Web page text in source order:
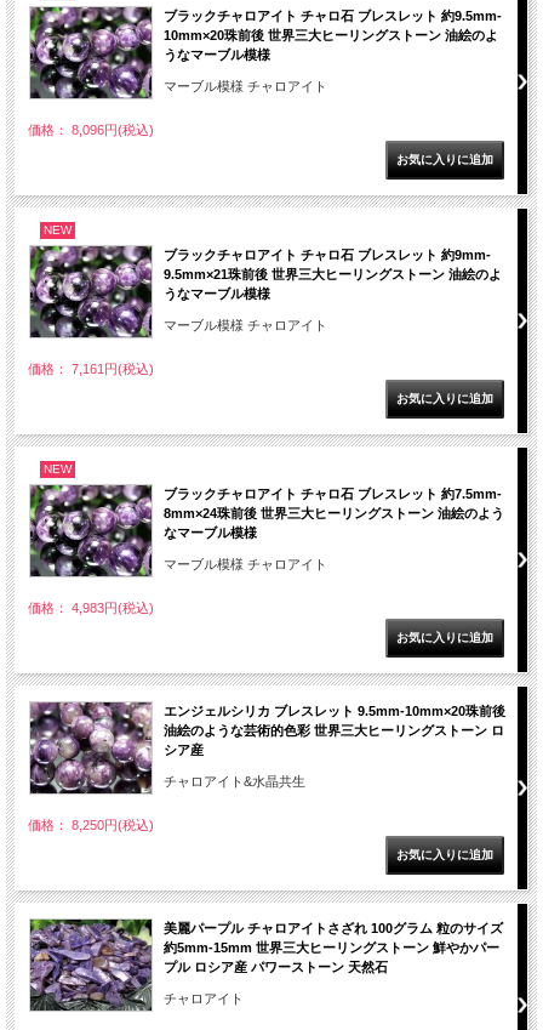
ブラックチャロアイト チャロ石 ブレスレット 約9.5mm-
10mm×20珠前後 世界三大ヒーリングストーン 油絵のよ
うなマーブル模様
マーブル模様 チャロアイト
価格： 8,096円(税込)
NEW
ブラックチャロアイト チャロ石 ブレスレット 約9mm-
9.5mm×21珠前後 世界三大ヒーリングストーン 油絵のよ
うなマーブル模様
マーブル模様 チャロアイト
価格： 7,161円(税込)
NEW
ブラックチャロアイト チャロ石 ブレスレット 約7.5mm-
8mm×24珠前後 世界三大ヒーリングストーン 油絵のよう
なマーブル模様
マーブル模様 チャロアイト
価格： 4,983円(税込)
エンジェルシリカ ブレスレット 9.5mm-10mm×20珠前後
油絵のような芸術的色彩 世界三大ヒーリングストーン ロ
シア産
チャロアイト&水晶共生
価格： 8,250円(税込)
美麗パープル チャロアイトさざれ 100グラム 粒のサイズ
約5mm-15mm 世界三大ヒーリングストーン 鮮やかパー
プル ロシア産 パワーストーン 天然石
チャロアイト